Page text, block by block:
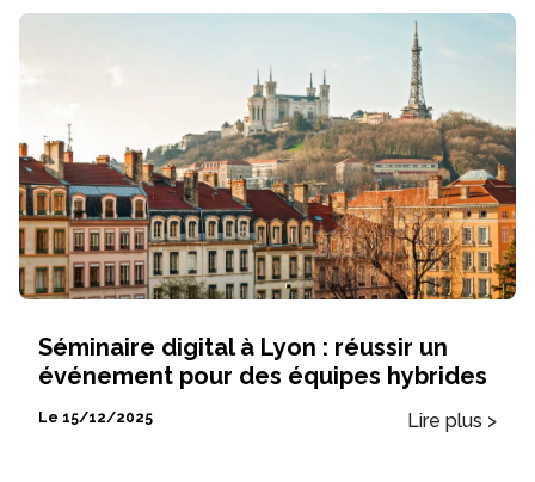
Séminaire digital à Lyon : réussir un
événement pour des équipes hybrides
Le 15/12/2025 Lire plus >